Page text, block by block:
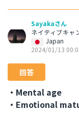
Sayakaさん
ネイティブキャ
Japan
2024/01/13
回答
・Mental age
・Emotional